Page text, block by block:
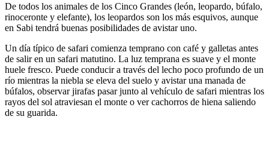
De todos los animales de los Cinco Grandes (león, leopardo, búfalo,
rinoceronte y elefante), los leopardos son los más esquivos, aunque
en Sabi tendrá buenas posibilidades de avistar uno.
Un día típico de safari comienza temprano con café y galletas antes
de salir en un safari matutino. La luz temprana es suave y el monte
huele fresco. Puede conducir a través del lecho poco profundo de un
río mientras la niebla se eleva del suelo y avistar una manada de
búfalos, observar jirafas pasar junto al vehículo de safari mientras los
rayos del sol atraviesan el monte o ver cachorros de hiena saliendo
de su guarida.